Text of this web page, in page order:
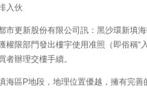
入伙
更新股份有限公司訊：黑沙環新填海
權限部門發出樓宇使用准照（即俗稱“
者辦理交樓手續。
海區P地段，地理位置優越，擁有完善